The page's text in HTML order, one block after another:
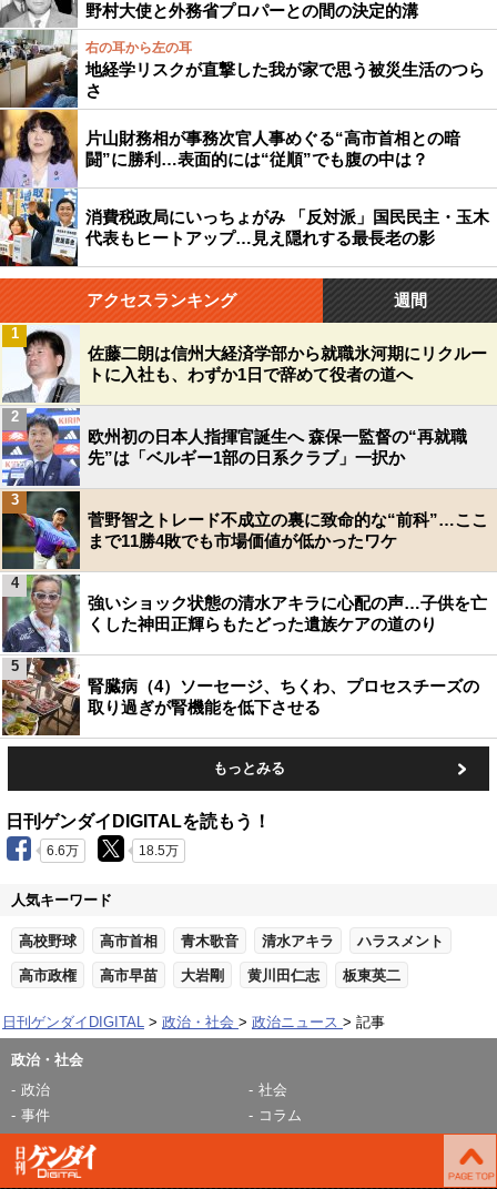
野村大使と外務省プロパーとの間の決定的溝
右の耳から左の耳
地経学リスクが直撃した我が家で思う被災生活のつら
さ
片山財務相が事務次官人事めぐる“高市首相との暗
闘”に勝利…表面的には“従順”でも腹の中は？
消費税政局にいっちょがみ 「反対派」国民民主・玉木
代表もヒートアップ…見え隠れする最長老の影
アクセスランキング 週間
佐藤二朗は信州大経済学部から就職氷河期にリクルー
トに入社も、わずか1日で辞めて役者の道へ
1
欧州初の日本人指揮官誕生へ 森保一監督の“再就職
先”は「ベルギー1部の日系クラブ」一択か
2
菅野智之トレード不成立の裏に致命的な“前科”…ここ
まで11勝4敗でも市場価値が低かったワケ
3
強いショック状態の清水アキラに心配の声…子供を亡
くした神田正輝らもたどった遺族ケアの道のり
4
腎臓病（4）ソーセージ、ちくわ、プロセスチーズの
取り過ぎが腎機能を低下させる
5
もっとみる
日刊ゲンダイDIGITALを読もう！
6.6万 18.5万
人気キーワード
高校野球 高市首相 青木歌音 清水アキラ ハラスメント
高市政権 高市早苗 大岩剛 黄川田仁志 板東英二
日刊ゲンダイDIGITAL 政治・社会 政治ニュース 記事
政治・社会
政治
社会
事件
コラム